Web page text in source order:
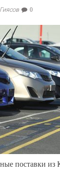
0
поставки из